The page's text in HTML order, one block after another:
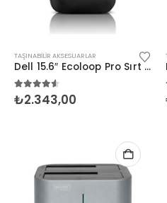
TAŞINABILIR AKSESUARLAR
Dell 15.6″ Ecoloop Pro Sırt Çantası (460-BDLE)
4.505 üzerinden
₺2.343,00